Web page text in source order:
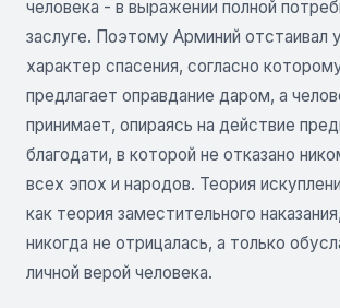
человека - в выражении полной
заслуге. Поэтому Арминий отстаивал
характер спасения, согласно
предлагает оправдание даром, а
принимает, опираясь на действие
благодати, в которой не отказано
всех эпох и народов. Теория
как теория заместительного
никогда не отрицалась, а только
личной верой человека.